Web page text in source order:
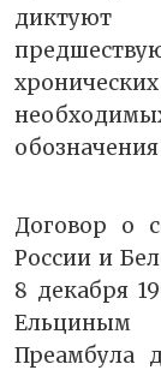
диктуют
Договор о
России и
8 декабря
Ельциным
Преамбула